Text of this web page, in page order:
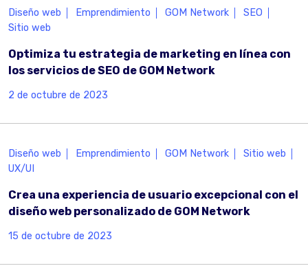
Diseño web Emprendimiento GOM Network
SEO
Sitio web
Optimiza tu estrategia de marketing en línea con
los servicios de SEO de GOM Network
2 de octubre de 2023
Diseño web Emprendimiento GOM Network
Sitio web
UX/UI
Crea una experiencia de usuario excepcional con el
diseño web personalizado de GOM Network
15 de octubre de 2023